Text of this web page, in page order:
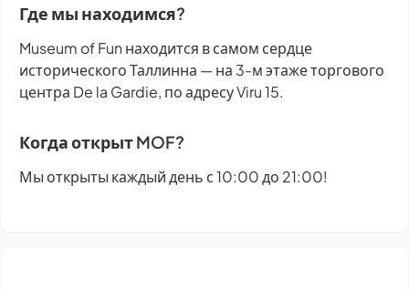
Где мы находимся?
Museum of Fun находится в самом сердце
исторического Таллинна — на 3-м этаже торгового
центра De la Gardie, по адресу Viru 15.
Когда открыт MOF?
Мы открыты каждый день с 10:00 до 21:00!